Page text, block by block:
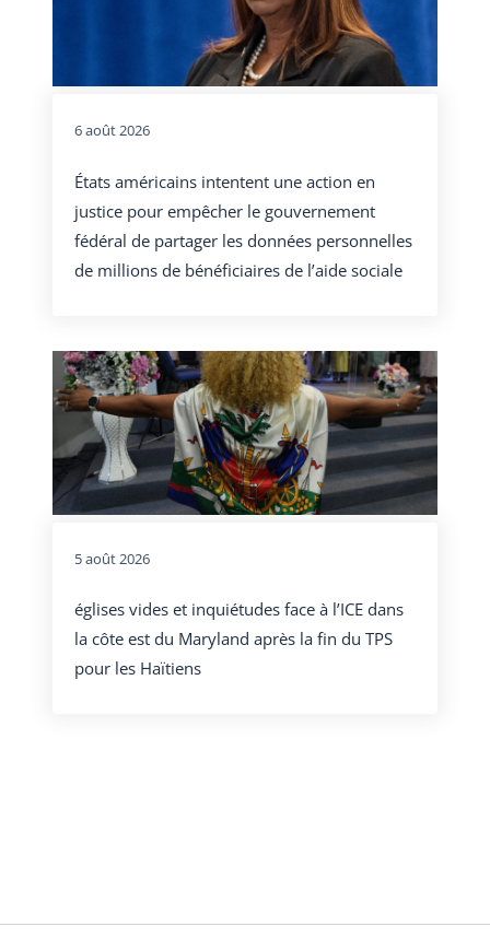
6 août 2026
États américains intentent une action en
justice pour empêcher le gouvernement
fédéral de partager les données personnelles
de millions de bénéficiaires de l’aide sociale
5 août 2026
églises vides et inquiétudes face à l’ICE dans
la côte est du Maryland après la fin du TPS
pour les Haïtiens